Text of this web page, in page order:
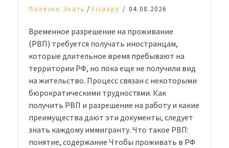
Полезно Знать /Visaapp / 04.08.2026
Временное разрешение на проживание
(РВП) требуется получать иностранцам,
которые длительное время пребывают на
территории РФ, но пока еще не получили вид
на жительство. Процесс связан с некоторыми
бюрократическими трудностями. Как
получить РВП и разрешение на работу и какие
преимущества дают эти документы, следует
знать каждому иммигранту. Что такое РВП:
понятие, содержание Чтобы проживать в РФ